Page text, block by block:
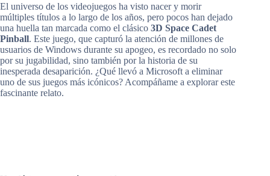
El universo de los videojuegos ha visto nacer y morir
múltiples títulos a lo largo de los años, pero pocos han dejado
una huella tan marcada como el clásico 3D Space Cadet
Pinball. Este juego, que capturó la atención de millones de
usuarios de Windows durante su apogeo, es recordado no solo
por su jugabilidad, sino también por la historia de su
inesperada desaparición. ¿Qué llevó a Microsoft a eliminar
uno de sus juegos más icónicos? Acompáñame a explorar este
fascinante relato.